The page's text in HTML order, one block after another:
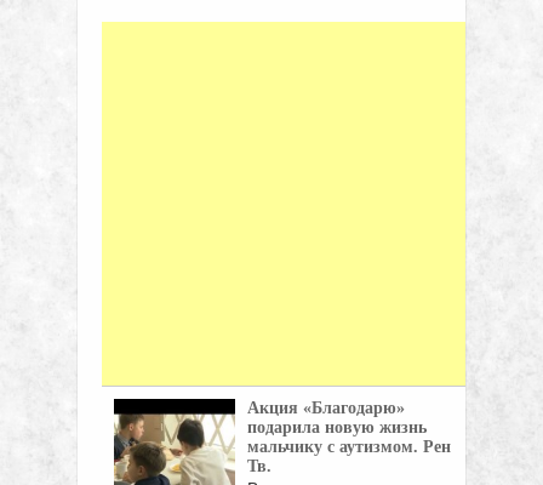
Акция «Благодарю»
подарила новую жизнь
мальчику с аутизмом. Рен
Тв.